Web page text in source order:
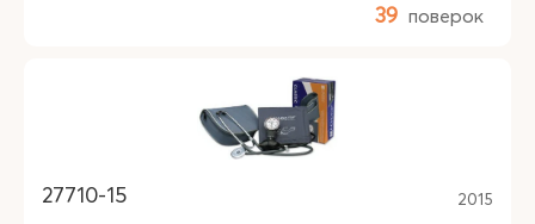
39 поверок
27710-15 2015